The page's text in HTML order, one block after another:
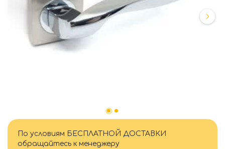
По условиям БЕСПЛАТНОЙ ДОСТАВКИ
обращайтесь к менеджеру